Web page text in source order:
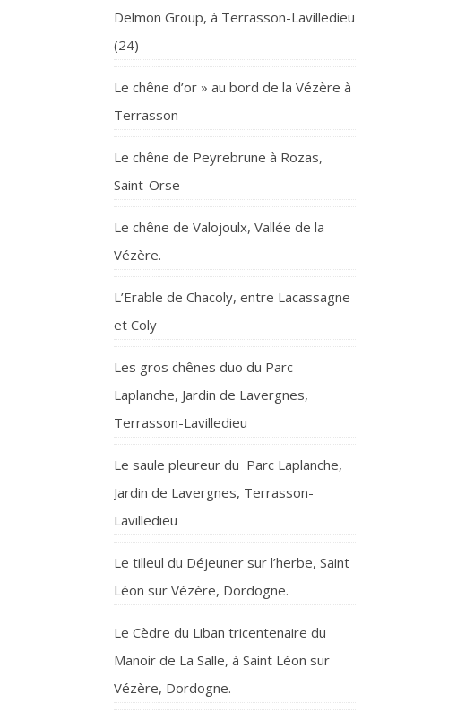
Delmon Group, à Terrasson-Lavilledieu
(24)
Le chêne d’or » au bord de la Vézère à
Terrasson
Le chêne de Peyrebrune à Rozas,
Saint-Orse
Le chêne de Valojoulx, Vallée de la
Vézère.
L’Erable de Chacoly, entre Lacassagne
et Coly
Les gros chênes duo du Parc
Laplanche, Jardin de Lavergnes,
Terrasson-Lavilledieu
Le saule pleureur du Parc Laplanche,
Jardin de Lavergnes, Terrasson-
Lavilledieu
Le tilleul du Déjeuner sur l’herbe, Saint
Léon sur Vézère, Dordogne.
Le Cèdre du Liban tricentenaire du
Manoir de La Salle, à Saint Léon sur
Vézère, Dordogne.